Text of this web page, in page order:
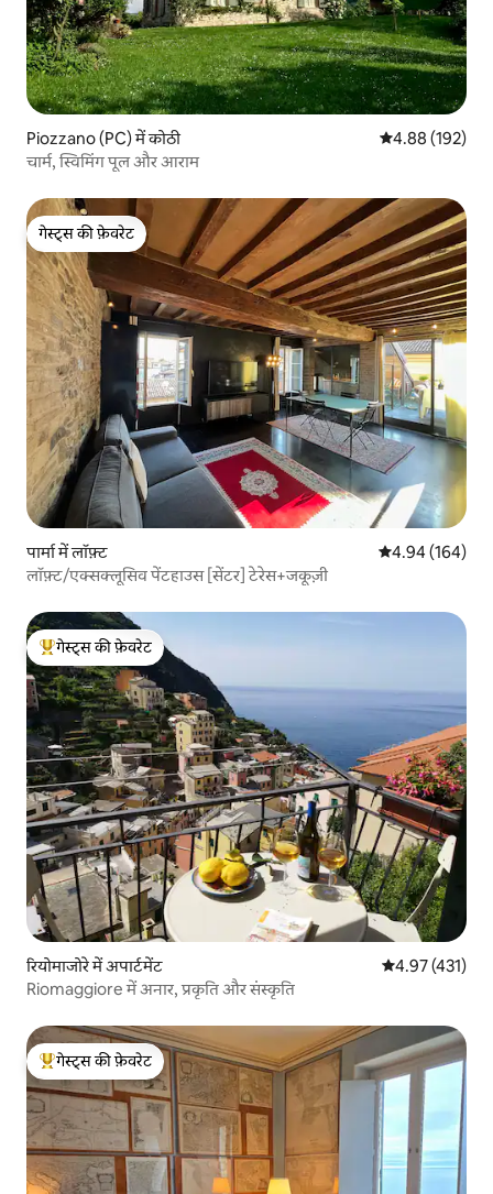
Piozzano (PC) में कोठी औसत रेटिंग 5 में से
4.88 (192)
चार्म, स्विमिंग पूल और आराम
गेस्ट्स की फ़ेवरेट
गेस्ट्स की फ़ेवरेट
पार्मा में लॉफ़्ट औसत रेटिंग 5 में से
4.94 (164)
लॉफ़्ट/एक्सक्लूसिव पेंटहाउस [सेंटर] टेरेस+जकूज़ी
गेस्ट्स का टॉप फ़ेवरेट
गेस्ट्स की फ़ेवरेट
रियोमाजोरे में अपार्टमेंट औसत रेटिंग 5 में से
4.97 (431)
Riomaggiore में अनार, प्रकृति और संस्कृति
गेस्ट्स का टॉप फ़ेवरेट
गेस्ट्स की फ़ेवरेट